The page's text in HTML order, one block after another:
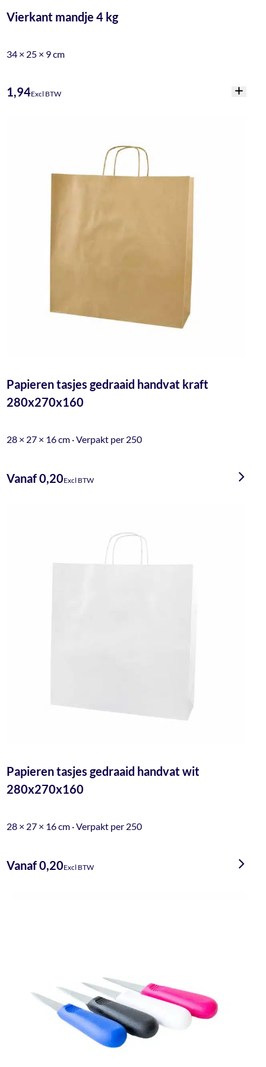
Vierkant mandje 4 kg
34 × 25 × 9 cm
1,94Excl BTW
Papieren tasjes gedraaid handvat kraft
280x270x160
28 × 27 × 16 cm · Verpakt per 250
Vanaf 0,20Excl BTW
Papieren tasjes gedraaid handvat wit
280x270x160
28 × 27 × 16 cm · Verpakt per 250
Vanaf 0,20Excl BTW